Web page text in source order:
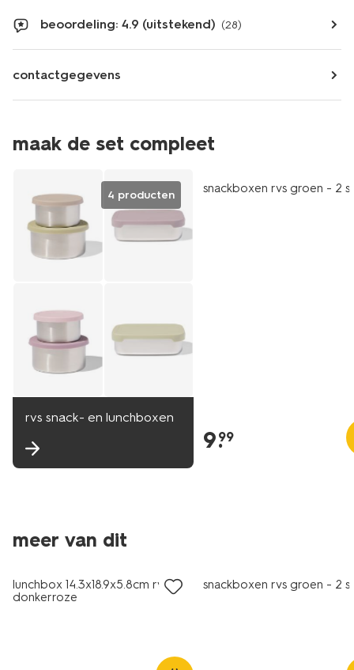
beoordeling: 4.9 (uitstekend) (28)
contactgegevens
maak de set compleet
4 producten
rvs snack- en lunchboxen
snackboxen rvs groen - 2
9.
99
meer van dit
lunchbox 14.3x18.9x5.8cm rvs
donkerroze
snackboxen rvs groen - 2